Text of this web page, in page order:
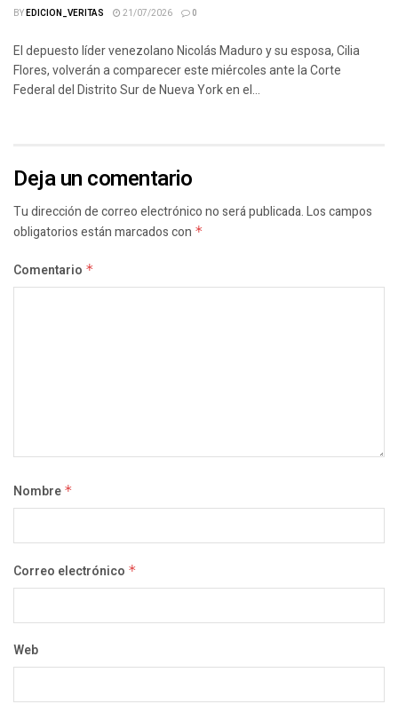
BYEDICION_VERITAS 21/07/2026 0
El depuesto líder venezolano Nicolás Maduro y su esposa, Cilia
Flores, volverán a comparecer este miércoles ante la Corte
Federal del Distrito Sur de Nueva York en el...
Deja un comentario
Tu dirección de correo electrónico no será publicada.Los campos
obligatorios están marcados con *
Comentario *
Nombre *
Correo electrónico *
Web